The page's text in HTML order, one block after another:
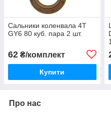
Сальники коленвала 4T
GY6 80 куб. пара 2 шт.
62 ₴/комплект
Купити
Про нас